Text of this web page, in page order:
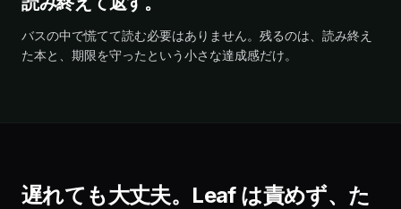
バスの中で慌てて読む必要はありません。残るのは、読み終え
た本と、期限を守ったという小さな達成感だけ。
More about library borrowing in Leaf
遅れても大丈夫。Leaf は責めず、た